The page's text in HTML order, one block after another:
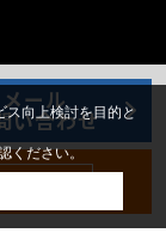
メール
い合わせ
ス向上検討を目的と
ください。